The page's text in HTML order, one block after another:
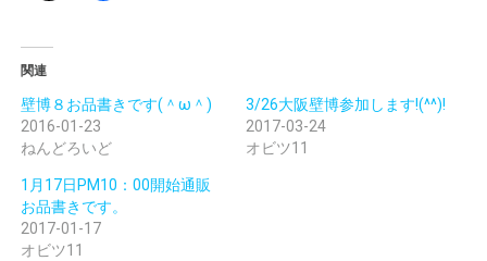
関連
壁博８お品書きです(＾ω＾)
2016-01-23
ねんどろいど
3/26大阪壁博参加します!(^^)!
2017-03-24
オビツ11
1月17日PM10：00開始通販
お品書きです。
2017-01-17
オビツ11